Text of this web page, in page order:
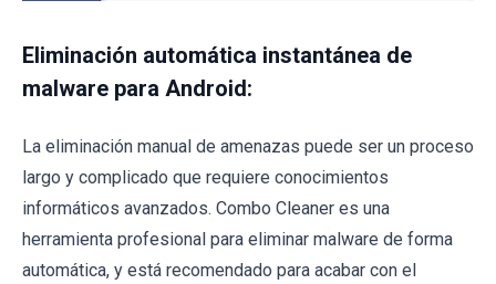
Eliminación automática instantánea de
malware para Android:
La eliminación manual de amenazas puede ser un proceso
largo y complicado que requiere conocimientos
informáticos avanzados. Combo Cleaner es una
herramienta profesional para eliminar malware de forma
automática, y está recomendado para acabar con el